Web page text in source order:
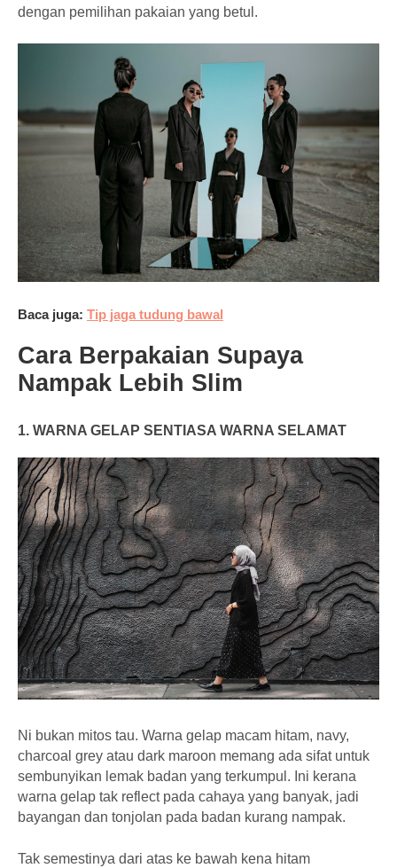
dengan pemilihan pakaian yang betul.
Baca juga: Tip jaga tudung bawal
Cara Berpakaian Supaya
Nampak Lebih Slim
1. WARNA GELAP SENTIASA WARNA SELAMAT
Ni bukan mitos tau. Warna gelap macam hitam, navy,
charcoal grey atau dark maroon memang ada sifat untuk
sembunyikan lemak badan yang terkumpul. Ini kerana
warna gelap tak reflect pada cahaya yang banyak, jadi
bayangan dan tonjolan pada badan kurang nampak.
Tak semestinya dari atas ke bawah kena hitam